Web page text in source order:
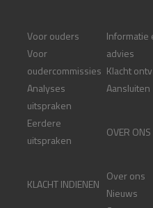
Voor ouders
Voor
oudercommissies
Analyses
uitspraken
Eerdere
uitspraken
KLACHT INDIENEN
Informatie
advies
Klacht
Aansluiten
OVER ONS
Over ons
Nieuws